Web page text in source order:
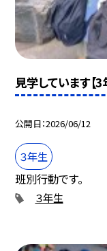
見学しています【3
公開日 2026/06/12
３年生
班別行動です。
３年生